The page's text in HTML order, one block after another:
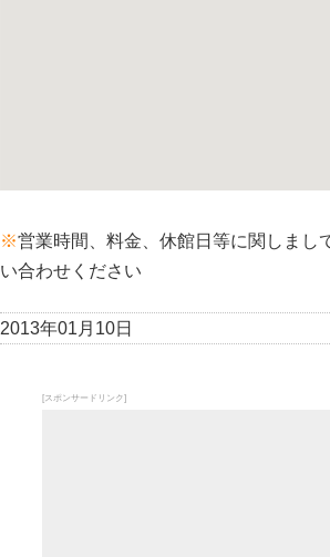
※営業時間、料金、休館日等に関しまし
い合わせください
2013年01月10日
[スポンサードリンク]